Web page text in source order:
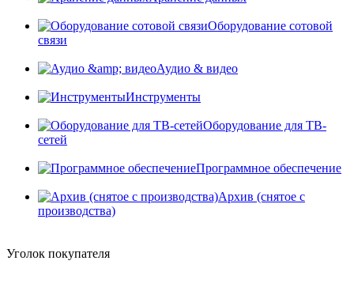
Оборудование сотовой
связи
Аудио & видео
Инструменты
Оборудование для ТВ-
сетей
Программное обеспечение
Архив (снятое с
производства)
Уголок покупателя